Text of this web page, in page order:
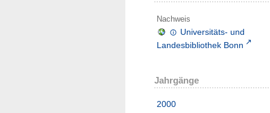
Nachweis
Universitäts- und
Landesbibliothek Bonn
Jahrgänge
2000